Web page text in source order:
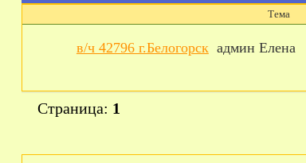
Тема
в/ч 42796 г.Белогорск админ Елена
Страница: 1